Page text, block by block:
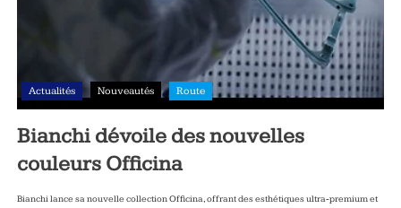
Actualités Nouveautés Route
Bianchi dévoile des nouvelles
couleurs Officina
Bianchi lance sa nouvelle collection Officina, offrant des esthétiques ultra‑premium et